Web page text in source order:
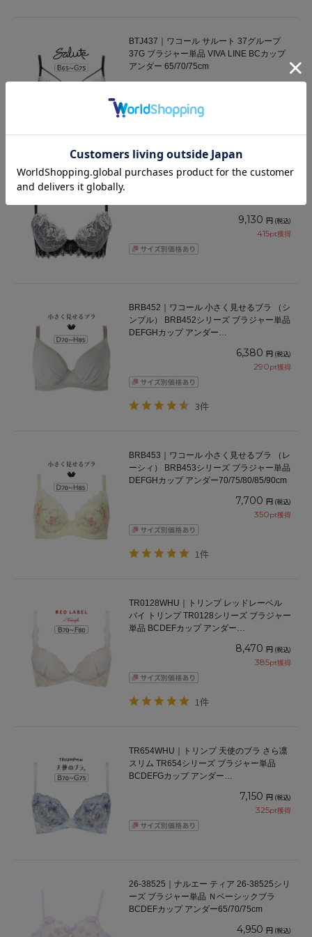
BTJ437｜ワコール サルート 37グループ
37G ブラジャー単品 VIVA LINE BCカップ
アンダー 65/70/75cm
BTJ737｜ワコール サルート 37グループ
9,130 円 (税込)
415pt獲得
BRB452｜ワコール 小さく見せるブラ （シ
ンプル） BRB452シリーズ ブラジャー単品
DEFGHカップ アンダー
6,380 円 (税込)
290pt獲得
3件
BRB453｜ワコール 小さく見せるブラ （レ
ーシィ） BRB453シリーズ ブラジャー単品
DEFGHカップ アンダー70/75/80/85/90cm
7,700 円 (税込)
350pt獲得
1件
TR0128WHU｜トリンプ レッドレーベル
バイ トリンプ TR0128シリーズ ブラジャー
単品 BCDEFカップ アンダー
8,470 円 (税込)
385pt獲得
1件
TR654WHU｜トリンプ 天使のブラ さら凛
スリム TR654シリーズ ブラジャー単品
BCDEFGカップ アンダー
7,150 円 (税込)
325pt獲得
26-38525｜ナルエー ティア 26-38525シリ
ーズ ブラジャー単品 Ｎベーシックブラ
BCDEFカップ アンダー65/70/75cm
4,950 円 (税込)